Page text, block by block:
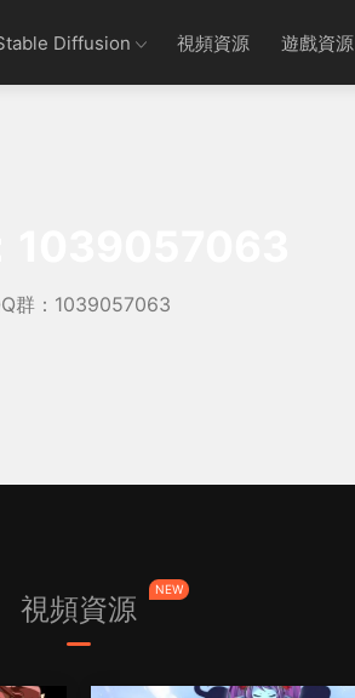
Diffusion 視頻資源 遊戲資源
群：1039057063
視頻資源
NEW